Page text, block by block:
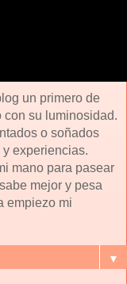
un primero de
con su luminosidad.
o soñados
experiencias.
mano para pasear
mejor y pesa
empiezo mi
▼